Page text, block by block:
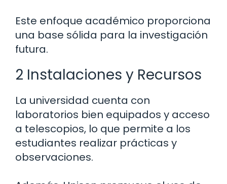
Este enfoque académico proporciona
una base sólida para la investigación
futura.
2 Instalaciones y Recursos
La universidad cuenta con
laboratorios bien equipados y acceso
a telescopios, lo que permite a los
estudiantes realizar prácticas y
observaciones.